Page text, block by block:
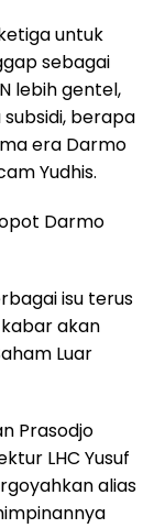
untuk
sebagai
lebih gentel,
berapa
era Darmo
Yudhis.
Darmo
isu terus
akan
Luar
Prasodjo
LHC Yusuf
alias